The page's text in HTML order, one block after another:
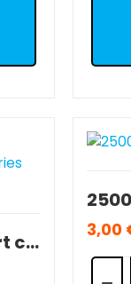
250010/Kit support carrosserie T2M 1/10 Séries 5000 à 8000 NEUF
3,00